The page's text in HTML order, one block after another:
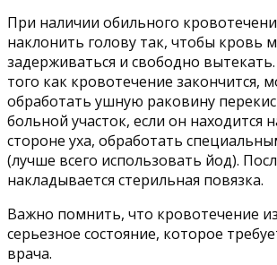
При наличии обильного
наклонить голову так, чтобы кровь
задерживаться и свободно
того как кровотечение закончится,
обработать ушную раковину
больной участок, если он находится
стороне уха, обработать
(лучше всего использовать йод).
накладывается стерильная повязка.
Важно помнить, что кровотечение
серьезное состояние, которое
врача.